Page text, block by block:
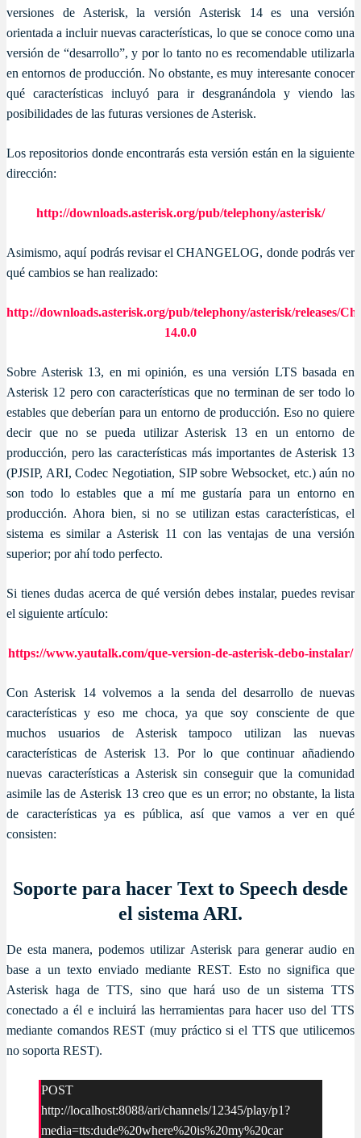
versiones de Asterisk, la versión Asterisk 14 es una versión
orientada a incluir nuevas características, lo que se conoce como una
versión de “desarrollo”, y por lo tanto no es recomendable utilizarla
en entornos de producción. No obstante, es muy interesante conocer
qué características incluyó para ir desgranándola y viendo las
posibilidades de las futuras versiones de Asterisk.
Los repositorios donde encontrarás esta versión están en la siguiente
dirección:
http://downloads.asterisk.org/pub/telephony/asterisk/
Asimismo, aquí podrás revisar el CHANGELOG, donde podrás ver
qué cambios se han realizado:
http://downloads.asterisk.org/pub/telephony/asterisk/releases/
14.0.0
Sobre Asterisk 13, en mi opinión, es una versión LTS basada en
Asterisk 12 pero con características que no terminan de ser todo lo
estables que deberían para un entorno de producción. Eso no quiere
decir que no se pueda utilizar Asterisk 13 en un entorno de
producción, pero las características más importantes de Asterisk 13
(PJSIP, ARI, Codec Negotiation, SIP sobre Websocket, etc.) aún no
son todo lo estables que a mí me gustaría para un entorno en
producción. Ahora bien, si no se utilizan estas características, el
sistema es similar a Asterisk 11 con las ventajas de una versión
superior; por ahí todo perfecto.
Si tienes dudas acerca de qué versión debes instalar, puedes revisar
el siguiente artículo:
https://www.yautalk.com/que-version-de-asterisk-debo-instalar/
Con Asterisk 14 volvemos a la senda del desarrollo de nuevas
características y eso me choca, ya que soy consciente de que
muchos usuarios de Asterisk tampoco utilizan las nuevas
características de Asterisk 13. Por lo que continuar añadiendo
nuevas características a Asterisk sin conseguir que la comunidad
asimile las de Asterisk 13 creo que es un error; no obstante, la lista
de características ya es pública, así que vamos a ver en qué
consisten:
Soporte para hacer Text to Speech desde
el sistema ARI.
De esta manera, podemos utilizar Asterisk para generar audio en
base a un texto enviado mediante REST. Esto no significa que
Asterisk haga de TTS, sino que hará uso de un sistema TTS
conectado a él e incluirá las herramientas para hacer uso del TTS
mediante comandos REST (muy práctico si el TTS que utilicemos
no soporta REST).
POST
http://localhost:8088/ari/channels/12345/play/p1?
media=tts:dude%20where%20is%20my%20car